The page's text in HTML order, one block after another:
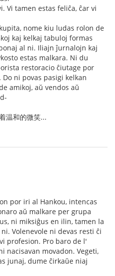
Vi tamen estas feliĉa, ĉar vi
nome kiu ludas rolon de
kaj kelkaj tabuloj formas
al ni. Iliajn ĵurnalojn kaj
estas malkara. Ni du
restoracio ĉiutage por
ni povas pasigi kelkan
amikoj, aŭ vendos aŭ
温和的微笑...
por iri al Hankou, intencas
aŭ malkare per grupa
ni miksiĝus en ilin, tamen la
Volenevole ni devas resti ĉi
profesion. Pro baro de l'
nacisavan movadon. Vegeti,
junaj, dume ĉirkaŭe niaj